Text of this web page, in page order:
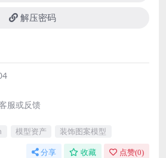
解压密码
服或反馈
模型资产 装饰图案模型
分享 收藏 点赞(0)